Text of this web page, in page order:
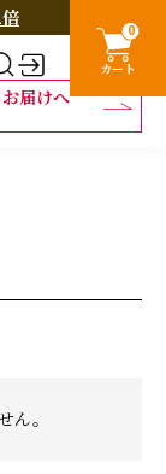
届けへ
0
カート
ん。